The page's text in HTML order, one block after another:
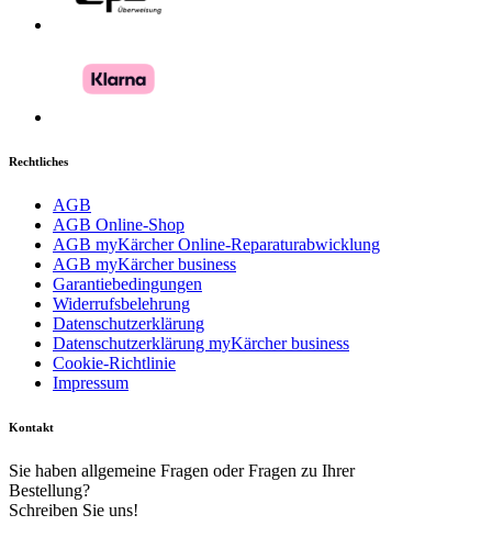
Download PDF
Handbuch
Rechtliches
AGB
AGB Online-Shop
AGB myKärcher Online-Reparaturabwicklung
AGB myKärcher business
Garantiebedingungen
Widerrufsbelehrung
Datenschutzerklärung
Datenschutzerklärung myKärcher business
Cookie-Richtlinie
Impressum
Kontakt
Sie haben allgemeine Fragen oder Fragen zu Ihrer
Bestellung?
Schreiben Sie uns!